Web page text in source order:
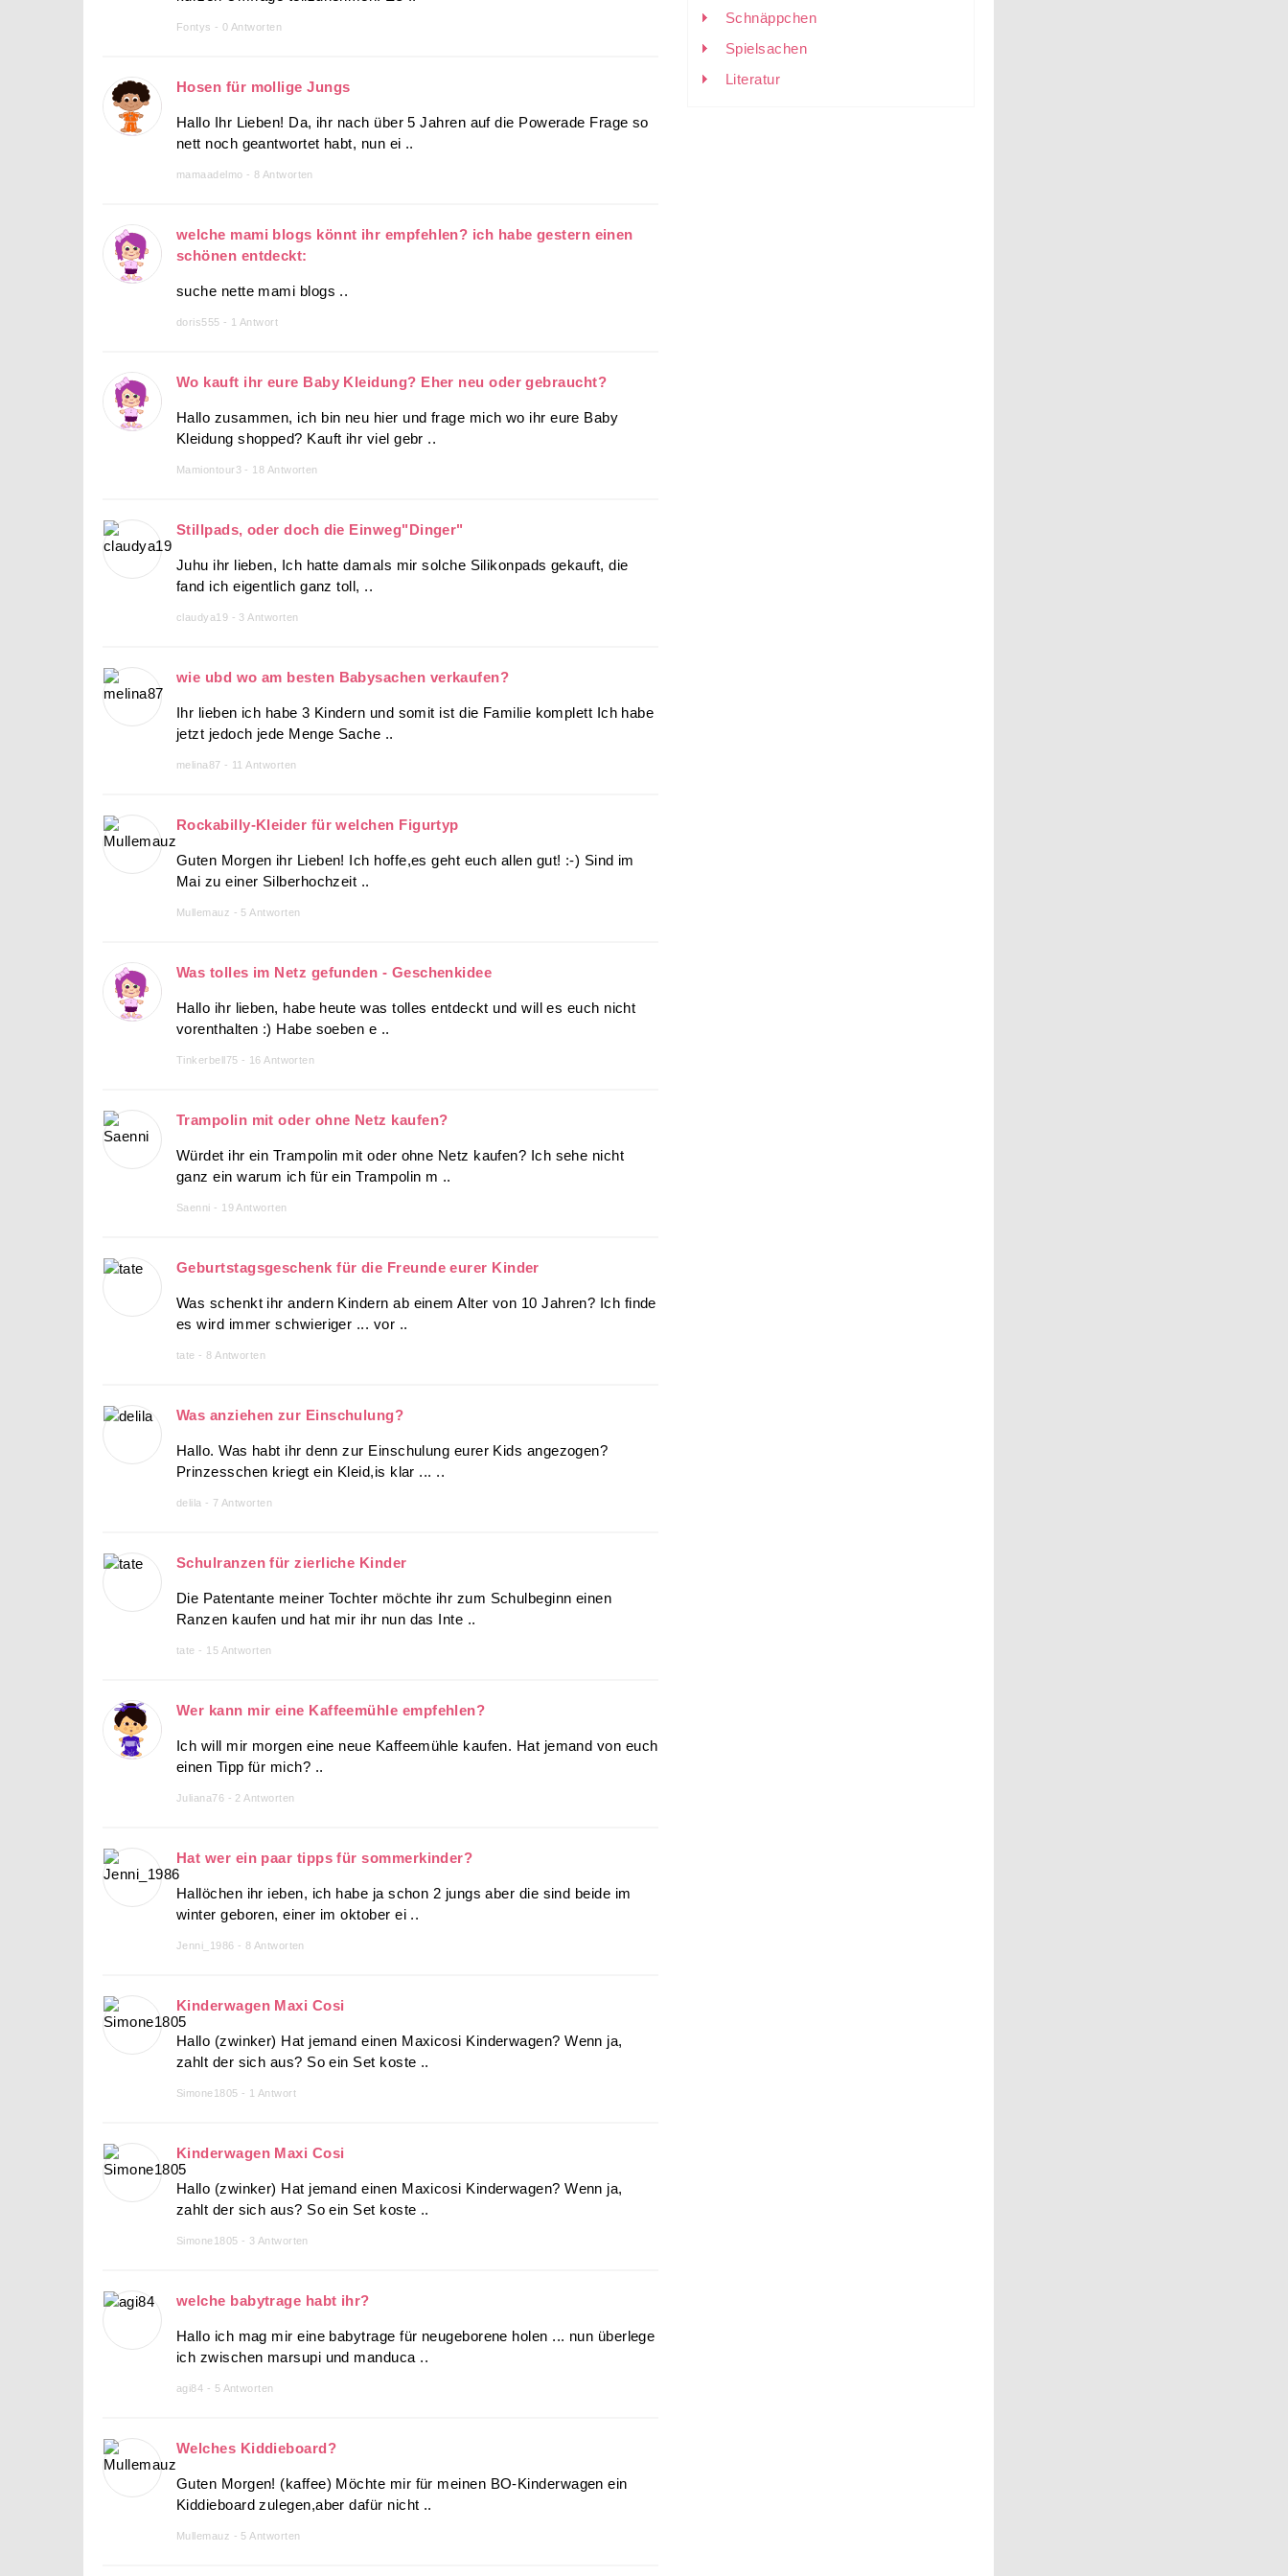
Fontys - 0 Antworten
Hosen für mollige Jungs
Hallo Ihr Lieben! Da, ihr nach über 5 Jahren auf die Powerade Frage so
nett noch geantwortet habt, nun ei ..
mamaadelmo - 8 Antworten
welche mami blogs könnt ihr empfehlen? ich habe gestern einen
schönen entdeckt:
suche nette mami blogs ..
doris555 - 1 Antwort
Wo kauft ihr eure Baby Kleidung? Eher neu oder gebraucht?
Hallo zusammen, ich bin neu hier und frage mich wo ihr eure Baby
Kleidung shopped? Kauft ihr viel gebr ..
Mamiontour3 - 18 Antworten
Stillpads, oder doch die Einweg"Dinger"
Juhu ihr lieben, Ich hatte damals mir solche Silikonpads gekauft, die
fand ich eigentlich ganz toll, ..
claudya19 - 3 Antworten
wie ubd wo am besten Babysachen verkaufen?
Ihr lieben ich habe 3 Kindern und somit ist die Familie komplett Ich habe
jetzt jedoch jede Menge Sache ..
melina87 - 11 Antworten
Rockabilly-Kleider für welchen Figurtyp
Guten Morgen ihr Lieben! Ich hoffe,es geht euch allen gut! :-) Sind im
Mai zu einer Silberhochzeit ..
Mullemauz - 5 Antworten
Was tolles im Netz gefunden - Geschenkidee
Hallo ihr lieben, habe heute was tolles entdeckt und will es euch nicht
vorenthalten :) Habe soeben e ..
Tinkerbell75 - 16 Antworten
Trampolin mit oder ohne Netz kaufen?
Würdet ihr ein Trampolin mit oder ohne Netz kaufen? Ich sehe nicht
ganz ein warum ich für ein Trampolin m ..
Saenni - 19 Antworten
Geburtstagsgeschenk für die Freunde eurer Kinder
Was schenkt ihr andern Kindern ab einem Alter von 10 Jahren? Ich finde
es wird immer schwieriger ... vor ..
tate - 8 Antworten
Was anziehen zur Einschulung?
Hallo. Was habt ihr denn zur Einschulung eurer Kids angezogen?
Prinzesschen kriegt ein Kleid,is klar ... ..
delila - 7 Antworten
Schulranzen für zierliche Kinder
Die Patentante meiner Tochter möchte ihr zum Schulbeginn einen
Ranzen kaufen und hat mir ihr nun das Inte ..
tate - 15 Antworten
Wer kann mir eine Kaffeemühle empfehlen?
Ich will mir morgen eine neue Kaffeemühle kaufen. Hat jemand von euch
einen Tipp für mich? ..
Juliana76 - 2 Antworten
Hat wer ein paar tipps für sommerkinder?
Hallöchen ihr ieben, ich habe ja schon 2 jungs aber die sind beide im
winter geboren, einer im oktober ei ..
Jenni_1986 - 8 Antworten
Kinderwagen Maxi Cosi
Hallo (zwinker) Hat jemand einen Maxicosi Kinderwagen? Wenn ja,
zahlt der sich aus? So ein Set koste ..
Simone1805 - 1 Antwort
Kinderwagen Maxi Cosi
Hallo (zwinker) Hat jemand einen Maxicosi Kinderwagen? Wenn ja,
zahlt der sich aus? So ein Set koste ..
Simone1805 - 3 Antworten
welche babytrage habt ihr?
Hallo ich mag mir eine babytrage für neugeborene holen ... nun überlege
ich zwischen marsupi und manduca ..
agi84 - 5 Antworten
Welches Kiddieboard?
Guten Morgen! (kaffee) Möchte mir für meinen BO-Kinderwagen ein
Kiddieboard zulegen,aber dafür nicht ..
Mullemauz - 5 Antworten
Schnäppchen
Spielsachen
Literatur